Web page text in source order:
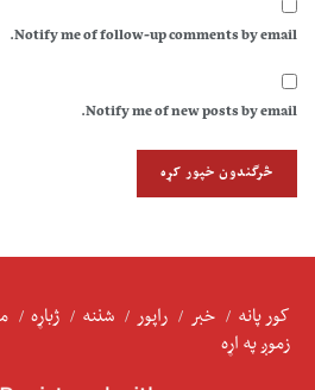
Notify me of follow-up comments by email.
Notify me of new posts by email.
کور پانه خبر راپور شننه ژباړه
زموږ په اړه